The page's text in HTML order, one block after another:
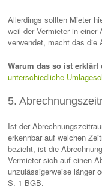
Allerdings sollten Mieter
weil der Vermieter in einer
verwendet, macht das die
Warum das so ist erklärt
unterschiedliche
5.
Ist der
erkennbar auf welchen
bezieht, ist die
Vermieter sich auf einen
unzulässigerweise länger
S. 1 BGB.